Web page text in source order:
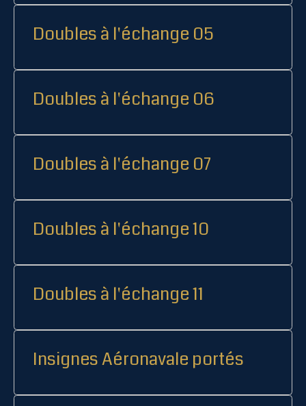
Doubles à l'échange 05
Doubles à l'échange 06
Doubles à l'échange 07
Doubles à l'échange 10
Doubles à l'échange 11
Insignes Aéronavale portés